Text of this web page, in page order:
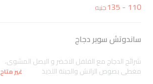
110 - 135 جنيه
ساندوتش سوبر دجاج
شرائح الدجاج مع الفلفل الاخضر و البصل المشوى،
مغطى بصوص الرانش والجبنة اللذيذ غير متاح